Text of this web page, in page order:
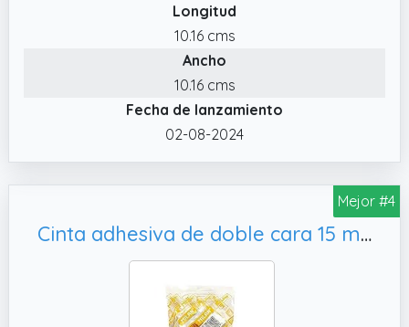
convierte en una cinta impermeable versátil
para diversas aplicaciones.
✔️ Esencial para Manualidades: Esta cinta
adhesiva de doble cara es ideal para todos
tus proyectos de bricolaje, desde el
scrapbooking y colgar cuadros hasta
✔️ Fácil de Cortar: La cinta adhesiva de doble
cara extrafuerte se corta fácilmente a
cualquier longitud para una aplicación sin
proporcionando una solución conveniente
para diversas necesidades de adhesión.
Longitud
10.16 cms
Ancho
10.16 cms
Fecha de lanzamiento
02-08-2024
Mejor #4
Cinta adhesiva de doble cara 15 mm x 10 m MILAN